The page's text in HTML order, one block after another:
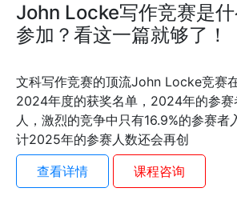
John Locke写作竞赛是
参加？看这一篇就够了！
文科写作竞赛的顶流John Locke竞赛
2024年度的获奖名单，2024年的参
人，激烈的竞争中只有16.9%的参赛者
计2025年的参赛人数还会再创
查看详情
课程咨询